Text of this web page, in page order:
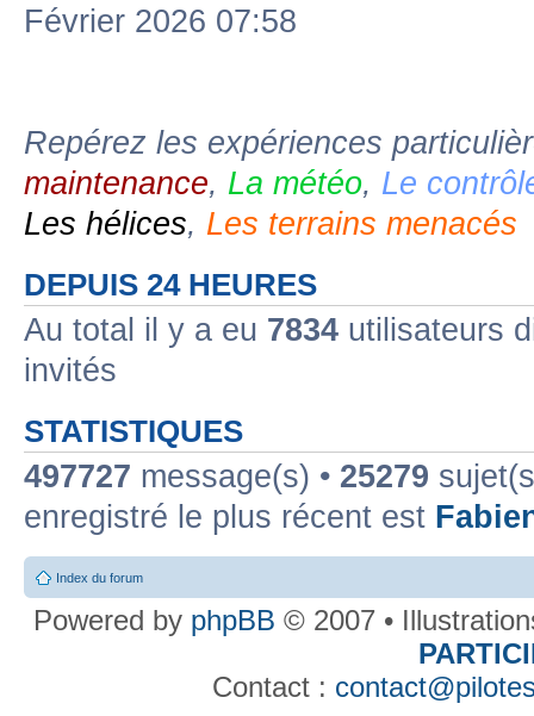
Février 2026 07:58
Repérez les expériences
maintenance, La météo, Le
Les hélices, Les terrains menacés
DEPUIS 24 HEURES
Au total il y a eu 7834 utilisateurs
invités
STATISTIQUES
497727 message(s) • 25279
enregistré le plus récent est
Index du forum
Powered by phpBB © 2007 •
Contact :